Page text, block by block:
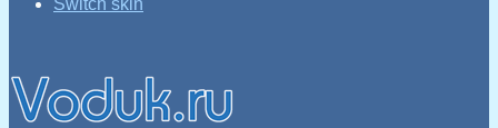
Switch skin